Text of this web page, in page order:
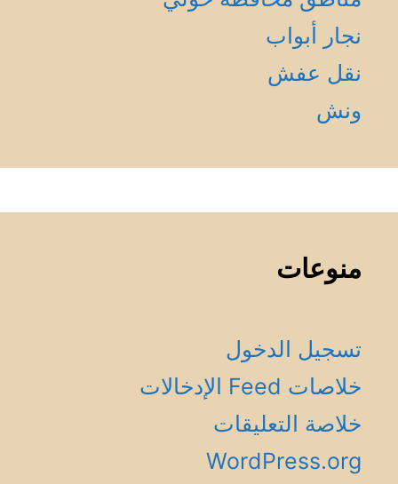
نجار أبواب
نقل عفش
ونش
منوعات
تسجيل الدخول
خلاصات Feed الإدخالات
خلاصة التعليقات
WordPress.org